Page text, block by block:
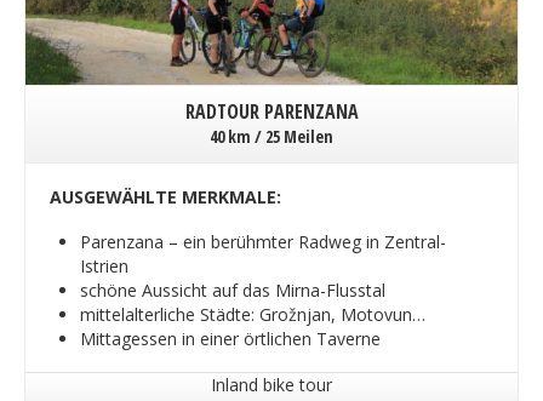
RADTOUR PARENZANA
40 km / 25 Meilen
AUSGEWÄHLTE MERKMALE:
Parenzana – ein berühmter Radweg in Zentral-
Istrien
schöne Aussicht auf das Mirna-Flusstal
mittelalterliche Städte: Grožnjan, Motovun…
Mittagessen in einer örtlichen Taverne
Inland bike tour